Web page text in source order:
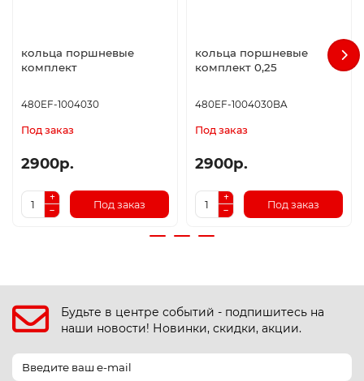
кольца поршневые
комплект
480EF-1004030
Под заказ
2900р.
Под заказ
кольца поршневые
комплект 0,25
480EF-1004030BA
Под заказ
2900р.
Под заказ
Будьте в центре событий - подпишитесь на
наши новости! Новинки, скидки, акции.